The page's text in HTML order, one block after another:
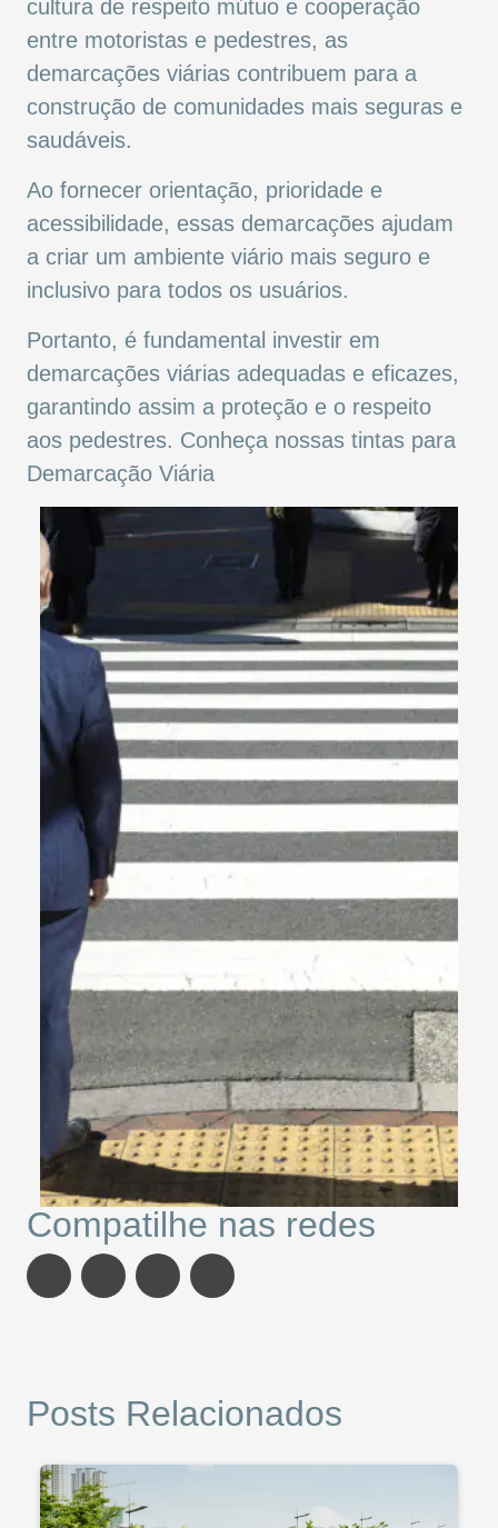
cultura de respeito mútuo e cooperação
entre motoristas e pedestres, as
demarcações viárias contribuem para a
construção de comunidades mais seguras e
saudáveis.
Ao fornecer orientação, prioridade e
acessibilidade, essas demarcações ajudam
a criar um ambiente viário mais seguro e
inclusivo para todos os usuários.
Portanto, é fundamental investir em
demarcações viárias adequadas e eficazes,
garantindo assim a proteção e o respeito
aos pedestres. Conheça nossas tintas para
Demarcação Viária
Compatilhe nas redes
Posts Relacionados